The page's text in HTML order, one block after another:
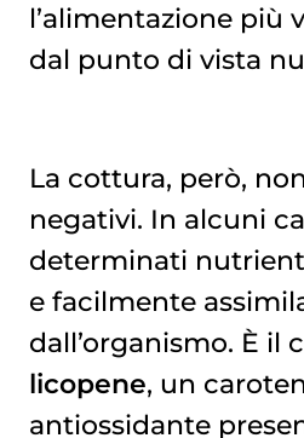
l’alimentazione più
dal punto di vista
La cottura, però,
negativi. In alcuni
determinati
e facilmente
dall’organismo. È il
licopene, un
antiossidante